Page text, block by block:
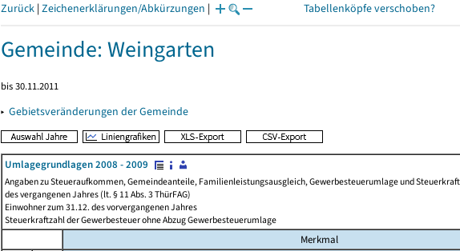
Zurück | Zeichenerklärungen/Abkürzungen | Tabellenköpfe verschoben?
Gemeinde: Weingarten
bis 30.11.2011
▸ Gebietsveränderungen der Gemeinde
Umlagegrundlagen 2008 - 2009
Angaben zu Steueraufkommen, Gemeindeanteile, Familienleistungsausgleich, Gewerbesteuerumlage und
des vergangenen Jahres (lt. § 11 Abs. 3 ThürFAG)
Einwohner zum 31.12. des vorvergangenen Jahres
Steuerkraftzahl der Gewerbesteuer ohne Abzug Gewerbesteuerumlage
Merkmal